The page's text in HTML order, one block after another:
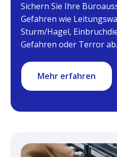
Sichern Sie Ihre
Gefahren wie
Sturm/Hagel,
Gefahren oder Terror ab.
Mehr erfahren